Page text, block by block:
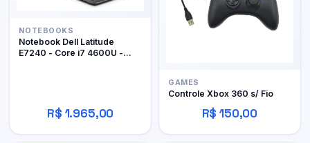
NOTEBOOKS
Notebook Dell Latitude
E7240 - Core i7 4600U -
R$ 1.965,00
GAMES
Controle Xbox 360 s/ Fio
R$ 150,00